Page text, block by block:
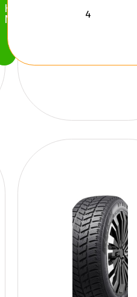
Köp
Nu